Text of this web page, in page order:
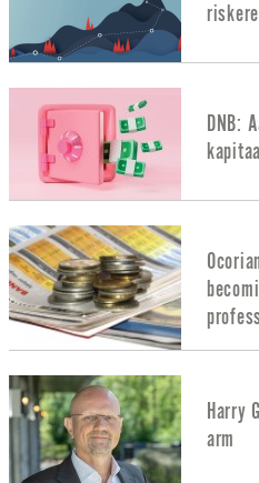
DNB:
Harry
arm